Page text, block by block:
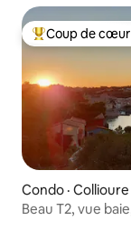
Coup de cœur
Coup de
Condo · Collioure
Beau T2, vue